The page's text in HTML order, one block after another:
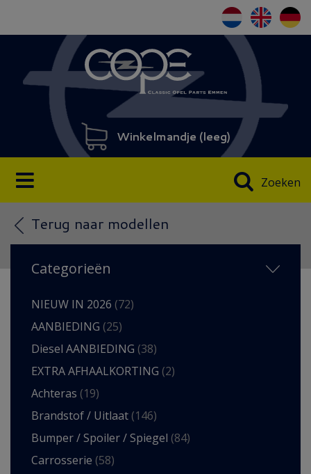
Winkelmandje (leeg)
Zoeken
Terug naar modellen
Categorieën
NIEUW IN 2026 (72)
AANBIEDING (25)
Diesel AANBIEDING (38)
EXTRA AFHAALKORTING (2)
Achteras (19)
Brandstof / Uitlaat (146)
Bumper / Spoiler / Spiegel (84)
Carrosserie (58)